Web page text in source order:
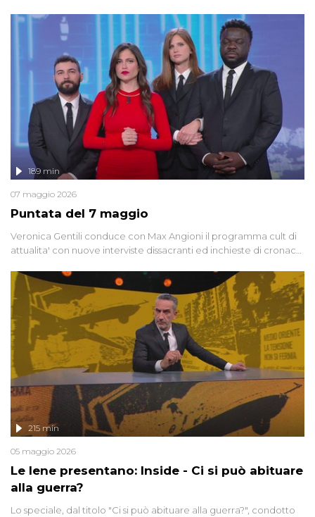
racconta l'universo delle narrazioni alternative, dei sospetti
globali e del complottismo che negli ultimi anni hanno invaso
social network, talk show, piazze digitali e immaginario collettivo.
Puntata del 7 maggio
189 min
07 maggio 2026
Veronica Gentili conduce con Max Angioni il programma cult di
attualita' con nuove interviste dissacranti ed inchieste di cronaca
Le Iene presentano: Inside - Ci si può abituare
alla guerra?
215 min
05 maggio 2026
Lo speciale, dal titolo "Ci si può abituare alla guerra?", condotto